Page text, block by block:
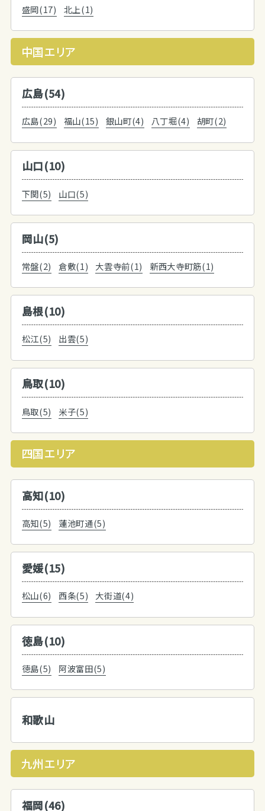
盛岡(17) 北上(1)
中国エリア
広島(54)
広島(29) 福山(15) 銀山町(4) 八丁堀(4) 胡町(2)
山口(10)
下関(5) 山口(5)
岡山(5)
常盤(2) 倉敷(1) 大雲寺前(1) 新西大寺町筋(1)
島根(10)
松江(5) 出雲(5)
鳥取(10)
鳥取(5) 米子(5)
四国エリア
高知(10)
高知(5) 蓮池町通(5)
愛媛(15)
松山(6) 西条(5) 大街道(4)
徳島(10)
徳島(5) 阿波富田(5)
和歌山
九州エリア
福岡(46)